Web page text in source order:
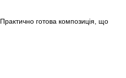
готова композиція, що